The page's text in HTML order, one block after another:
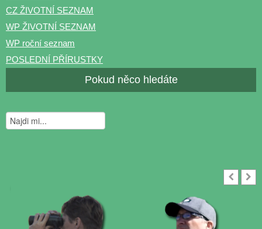
CZ ŽIVOTNÍ SEZNAM
WP ŽIVOTNÍ SEZNAM
WP roční seznam
POSLEDNÍ PŘÍRUSTKY
Pokud něco hledáte